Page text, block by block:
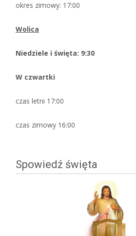
okres zimowy: 17:00
Wolica
Niedziele i święta: 9:30
W czwartki
czas letni 17:00
czas zimowy 16:00
Spowiedź święta